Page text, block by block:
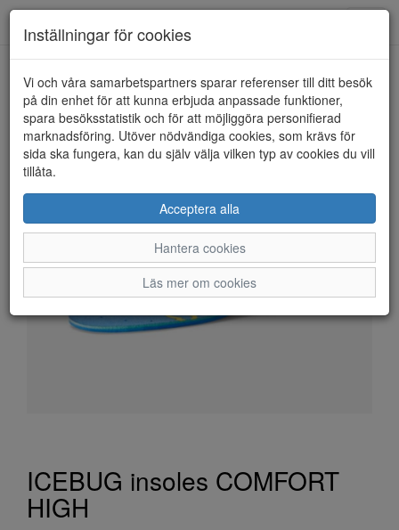
HEM ICEBUG
ICEBUG insoles COMFORT
HIGH
Inställningar för cookies
Vi och våra samarbetspartners sparar referenser till ditt besök
på din enhet för att kunna erbjuda anpassade funktioner,
spara besöksstatistik och för att möjliggöra personifierad
marknadsföring. Utöver nödvändiga cookies, som krävs för
sida ska fungera, kan du själv välja vilken typ av cookies du vill
tillåta.
Acceptera alla
Hantera cookies
Läs mer om cookies